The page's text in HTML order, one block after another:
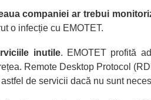
companiei ar trebui
o infecție cu EMOTET.
inutile. EMOTET profită
Remote Desktop Protocol
de servicii dacă nu sunt